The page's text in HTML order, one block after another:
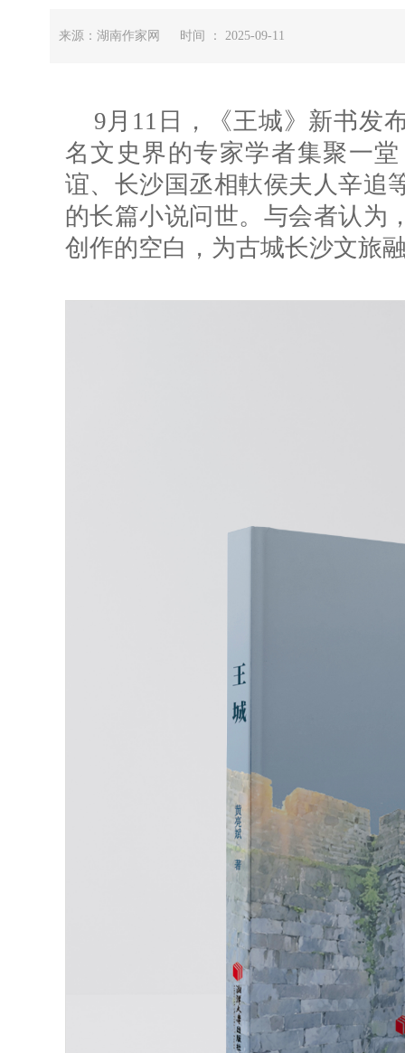
来源：湖南作家网 时间 ： 2025-09-11
9月11日，《王城》新书发
名文史界的专家学者集聚一
谊、长沙国丞相軑侯夫人辛追
的长篇小说问世。与会者认为
创作的空白，为古城长沙文旅